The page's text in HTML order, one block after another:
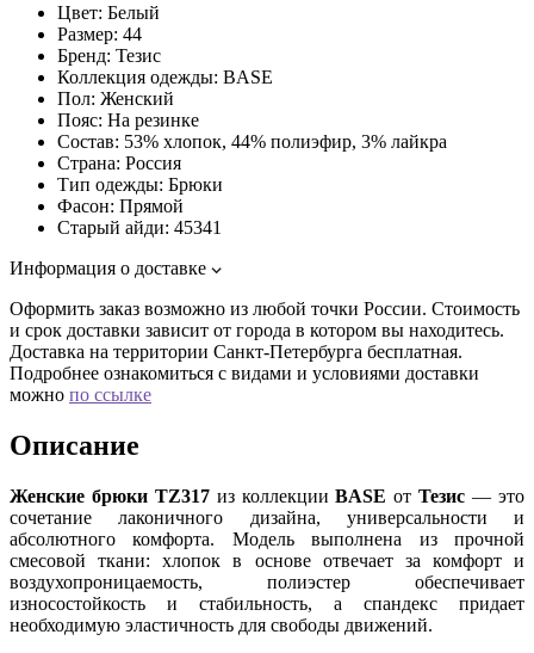
Цвет: Белый
Размер: 44
Бренд: Тезис
Коллекция одежды: BASE
Пол: Женский
Пояс: На резинке
Состав: 53% хлопок, 44% полиэфир, 3% лайкра
Страна: Россия
Тип одежды: Брюки
Фасон: Прямой
Старый айди: 45341
Информация о доставке
Оформить заказ возможно из любой точки России. Стоимость
и срок доставки зависит от города в котором вы находитесь.
Доставка на территории Санкт-Петербурга бесплатная.
Подробнее ознакомиться с видами и условиями доставки
можно по ссылке
Описание
Женские брюки TZ317из коллекцииBASE отТезис — это
сочетание лаконичного дизайна, универсальности и
абсолютного комфорта. Модель выполнена из прочной
смесовой ткани: хлопок в основе отвечает за комфорт и
воздухопроницаемость, полиэстер обеспечивает
износостойкость и стабильность, а спандекс придает
необходимую эластичность для свободы движений.